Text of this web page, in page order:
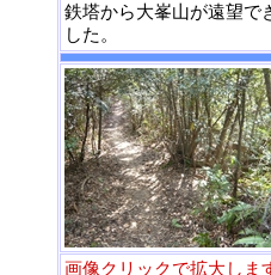
鉄塔から大峯山が遠望で
した。
画像クリックで拡大しま